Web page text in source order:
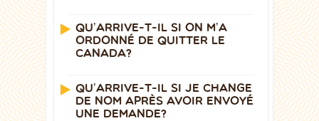
QU’ARRIVE-T-IL SI ON M’A
ORDONNÉ DE QUITTER LE
CANADA?
QU’ARRIVE-T-IL SI JE CHANGE
DE NOM APRÈS AVOIR ENVOYÉ
UNE DEMANDE?